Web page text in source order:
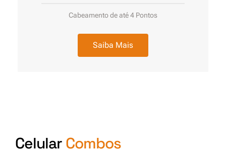
Cabeamento de até 4 Pontos
Saiba Mais
Celular Combos